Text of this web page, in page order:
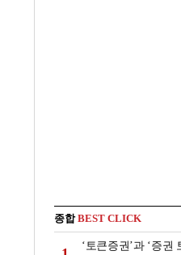
종합BEST CLICK
‘토큰증권’과 ‘증권